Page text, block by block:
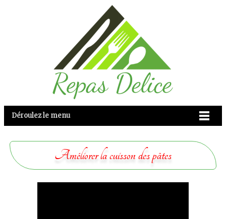
Déroulez le menu
Améliorer la cuisson des pâtes